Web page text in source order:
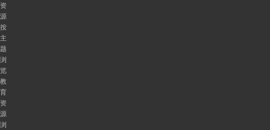
资
源
按
主
题
浏
览
教
育
资
源
浏